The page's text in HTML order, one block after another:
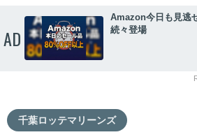
AD
Amazon今日も見逃
続々登場
千葉ロッテマリーンズ